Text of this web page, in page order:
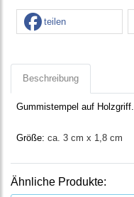
teilen
Beschreibung
Gummistempel auf Holzgriff.
Größe: ca. 3 cm x 1,8 cm
Ähnliche Produkte: